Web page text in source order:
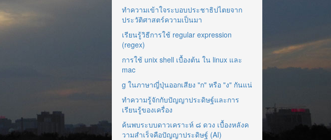
ทำความเข้าใจระบอบประชาธิปไตยจาก
ประวัติศาสตร์ความเป็นมา
เรียนรู้วิธีการใช้ regular expression
(regex)
การใช้ unix shell เบื้องต้น ใน linux และ
mac
g ในภาษาญี่ปุ่นออกเสียง "ก" หรือ "ง" กันแน่
ทำความรู้จักกับปัญญาประดิษฐ์และการ
เรียนรู้ของเครื่อง
ค้นพบระบบดาวเคราะห์ ๘ ดวง เบื้องหลังค
วามสำเร็จคือปัญญาประดิษฐ์ (AI)